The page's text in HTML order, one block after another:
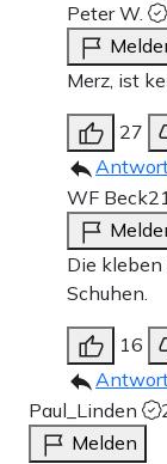
Peter W.
Merz, ist
27
WF Beck
Die kleben
Schuhen.
16
Paul_Linden
Melden